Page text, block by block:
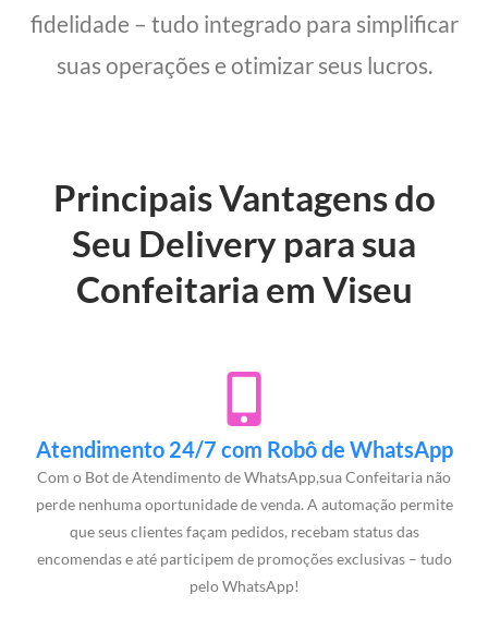
fidelidade – tudo integrado para simplificar
suas operações e otimizar seus lucros.
Principais Vantagens do
Seu Delivery para sua
Confeitaria em Viseu
Atendimento 24/7 com Robô de WhatsApp
Com o Bot de Atendimento de WhatsApp,sua Confeitaria não
perde nenhuma oportunidade de venda. A automação permite
que seus clientes façam pedidos, recebam status das
encomendas e até participem de promoções exclusivas – tudo
pelo WhatsApp!